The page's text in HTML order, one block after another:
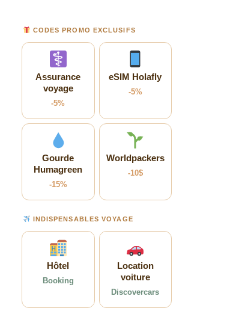
CODES PROMO EXCLUSIFS
Assurance
voyage
-5%
eSIM Holafly
-5%
Gourde
Humagreen
-15%
Worldpackers
-10$
INDISPENSABLES VOYAGE
Hôtel
Booking
Location
voiture
Discovercars